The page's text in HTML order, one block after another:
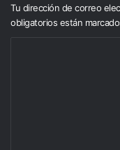
Tu dirección de correo
obligatorios están